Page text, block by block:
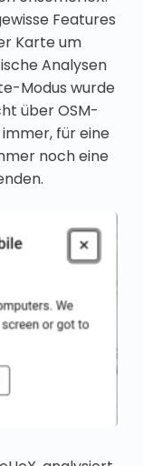
Features
Karte um
Analysen
Modus wurde
über OSM-
für eine
noch eine